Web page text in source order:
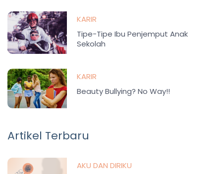
KARIR
Tipe-Tipe Ibu Penjemput Anak
Sekolah
KARIR
Beauty Bullying? No Way!!
Artikel Terbaru
AKU DAN DIRIKU